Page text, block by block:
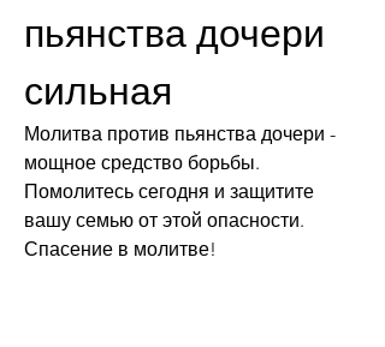
пьянства дочери
сильная
Молитва против пьянства дочери -
мощное средство борьбы.
Помолитесь сегодня и защитите
вашу семью от этой опасности.
Спасение в молитве!